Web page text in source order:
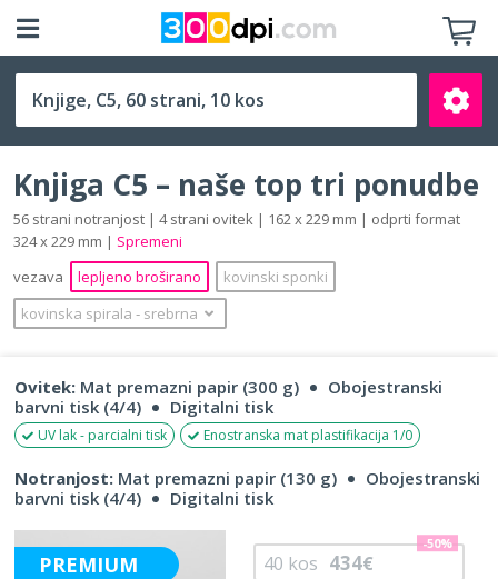
C5 (162 x 229 mm)
Knjiga C5 – naše top tri ponudbe
56 strani notranjost | 4 strani ovitek | 162 x 229 mm | odprti format
324 x 229 mm | Spremeni
vezava
lepljeno broširano
kovinski sponki
kovinska spirala ‐ srebrna
Ovitek: Mat premazni papir (300 g)
Obojestranski
barvni tisk (4/4)
Digitalni tisk
UV lak - parcialni tisk Enostranska mat plastifikacija 1/0
Notranjost: Mat premazni papir (130 g)
Obojestranski
barvni tisk (4/4)
Digitalni tisk
PREMIUM 40 kos 434€
-50%